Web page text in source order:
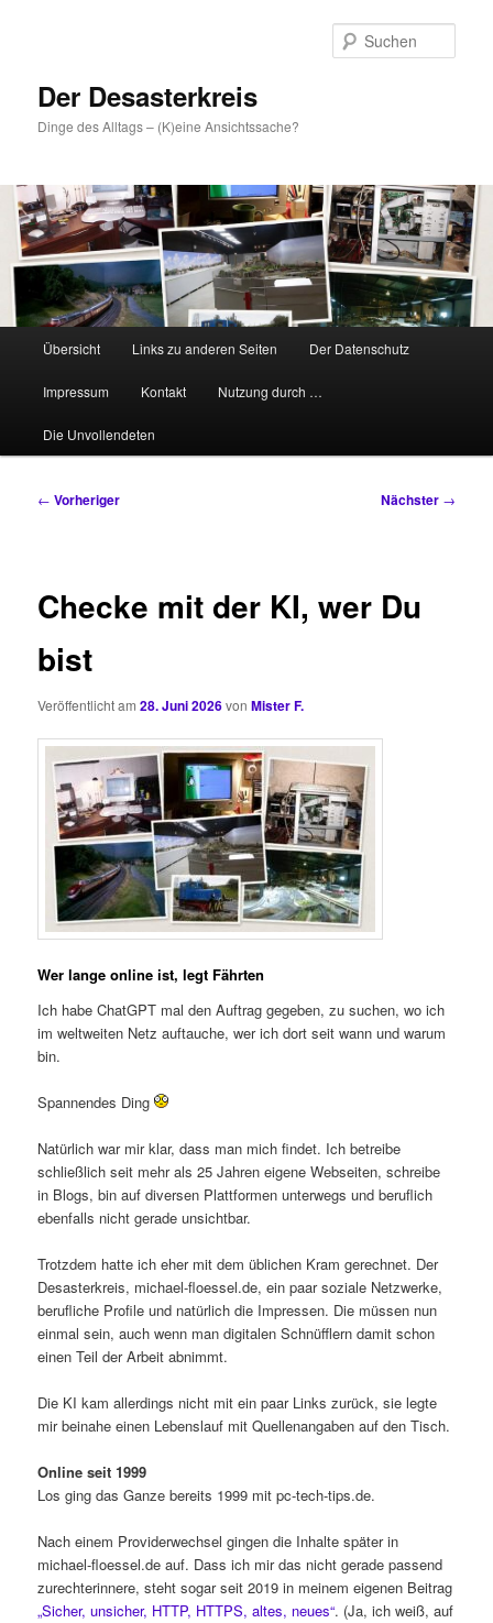
Der Desasterkreis
Dinge des Alltags – (K)eine Ansichtssache?
HauptmenüÜbersicht Links zu anderen Seiten Der Datenschutz
Impressum Kontakt Nutzung durch …
Die Unvollendeten
Beitragsnavigation
← Vorheriger Nächster →
Checke mit der KI, wer Du
bist
Veröffentlicht am28. Juni 2026vonMister F.
Wer lange online ist, legt Fährten
Ich habe ChatGPT mal den Auftrag gegeben, zu suchen, wo ich
im weltweiten Netz auftauche, wer ich dort seit wann und warum
bin.
Spannendes Ding
Natürlich war mir klar, dass man mich findet. Ich betreibe
schließlich seit mehr als 25 Jahren eigene Webseiten, schreibe
in Blogs, bin auf diversen Plattformen unterwegs und beruflich
ebenfalls nicht gerade unsichtbar.
Trotzdem hatte ich eher mit dem üblichen Kram gerechnet. Der
Desasterkreis, michael-floessel.de, ein paar soziale Netzwerke,
berufliche Profile und natürlich die Impressen. Die müssen nun
einmal sein, auch wenn man digitalen Schnüfflern damit schon
einen Teil der Arbeit abnimmt.
Die KI kam allerdings nicht mit ein paar Links zurück, sie legte
mir beinahe einen Lebenslauf mit Quellenangaben auf den Tisch.
Online seit 1999
Los ging das Ganze bereits 1999 mit pc-tech-tips.de.
Nach einem Providerwechsel gingen die Inhalte später in
michael-floessel.de auf. Dass ich mir das nicht gerade passend
zurechterinnere, steht sogar seit 2019 in meinem eigenen Beitrag
„Sicher, unsicher, HTTP, HTTPS, altes, neues“. (Ja, ich weiß, auf